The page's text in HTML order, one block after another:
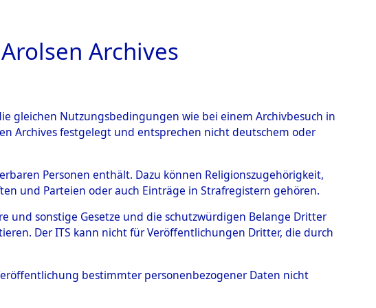
BILD
von
der Anzahl unbekannter
der Ort ihrer Grablegungen:
0020 (84629584)
Archives
gleichen Nutzungsbedingungen wie bei einem Archivbesuch in
Archives festgelegt und entsprechen nicht deutschem oder
Personen enthält. Dazu können Religionszugehörigkeit,
und Parteien oder auch Einträge in Strafregistern gehören.
und sonstige Gesetze und die schutzwürdigen Belange Dritter
Der ITS kann nicht für Veröffentlichungen Dritter, die durch
bestimmter personenbezogener Daten nicht